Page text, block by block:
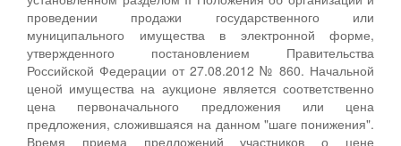
проведении продажи государственного или
муниципального имущества в электронной форме,
утвержденного постановлением Правительства
Российской Федерации от 27.08.2012 № 860. Начальной
ценой имущества на аукционе является соответственно
цена первоначального предложения или цена
предложения, сложившаяся на данном "шаге понижения".
Время приема предложений участников о цене